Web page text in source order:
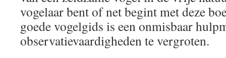
vogelaar bent of net begint met deze
goede vogelgids is een onmisbaar
observatievaardigheden te vergroten.